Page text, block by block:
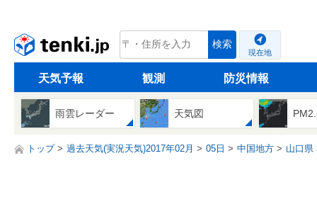
tenki.jp 検索
現在地
天気予報 観測 防災情報
雨雲レーダー 天気図
トップ 過去天気(実況天気)2017年02月 05日 中国地方 山口県